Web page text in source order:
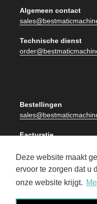
Deze website maakt
ervoor te zorgen dat u
onze website krijgt.
Algemeen contact
Technische dienst
Bestellingen
Facturatie
© 2026,